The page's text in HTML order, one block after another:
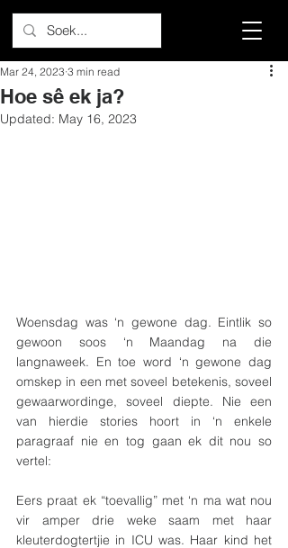
Hoe sê ek ja?
Mar 24, 2023 3 min read
Updated: May 16, 2023
Woensdag was ‘n gewone dag. Eintlik so
gewoon soos ‘n Maandag na die
langnaweek. En toe word ‘n gewone dag
omskep in een met soveel betekenis, soveel
gewaarwordinge, soveel diepte. Nie een
van hierdie stories hoort in ‘n enkele
paragraaf nie en tog gaan ek dit nou so
vertel:
Eers praat ek “toevallig” met ‘n ma wat nou
vir amper drie weke saam met haar
kleuterdogtertjie in ICU was. Haar kind het